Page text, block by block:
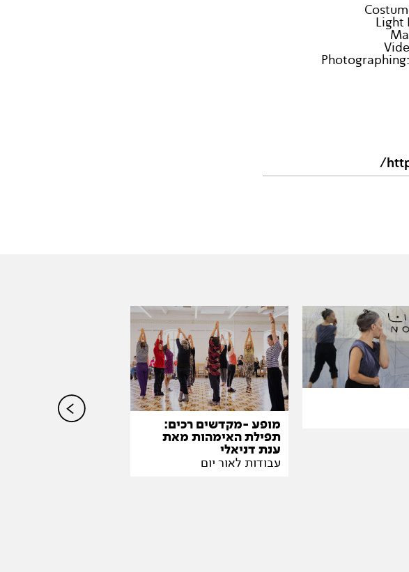
Light
מופע -מקדשים רכים:
תפילת האימהות מאת
ענת דניאלי
עבודות לאור יום
גרביטאס